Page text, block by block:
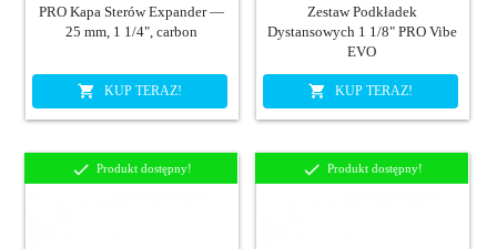
PRO Kapa Sterów Expander —
25 mm, 1 1/4", carbon
KUP TERAZ!
Zestaw Podkładek
Dystansowych 1 1/8" PRO Vibe
EVO
KUP TERAZ!
Produkt dostępny! Produkt dostępny!